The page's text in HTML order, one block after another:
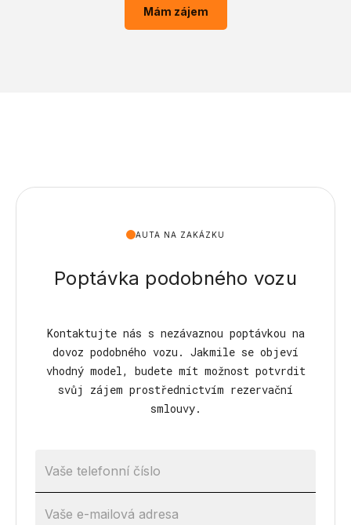
Mám zájem
AUTA NA ZAKÁZKU
Poptávka podobného vozu
Kontaktujte nás s nezávaznou poptávkou na
dovoz podobného vozu. Jakmile se objeví
vhodný model, budete mít možnost potvrdit
svůj zájem prostřednictvím rezervační
smlouvy.